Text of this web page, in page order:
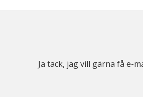
Ja tack, jag vill gärna få e-